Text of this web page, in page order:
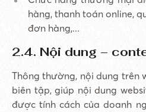
hàng, thanh toán online,
đơn hàng,...
2.4. Nội dung –
Thông thường, nội dung trên
biên tập, giúp nội dung
được tính cách của doanh